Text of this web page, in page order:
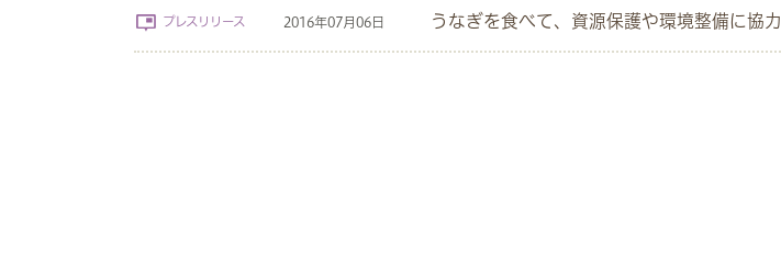
プレスリリース 2016年07月06日 うなぎを食べて、資源保護や環境整備に協力